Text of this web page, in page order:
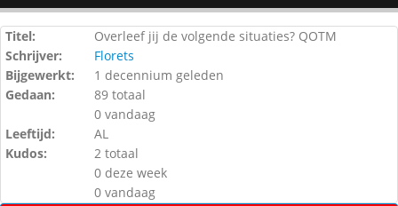
Titel:
Overleef jij de volgende situaties? QOTM
Schrijver:
Florets
Bijgewerkt:
1 decennium geleden
Gedaan:
89 totaal
0 vandaag
Leeftijd:
AL
Kudos:
2 totaal
0 deze week
0 vandaag